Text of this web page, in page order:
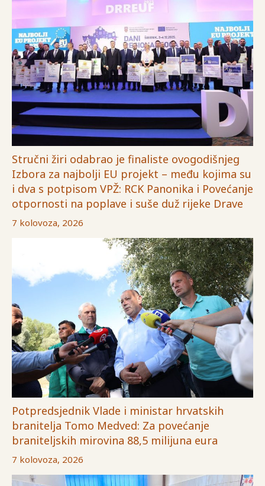
Stručni žiri odabrao je finaliste ovogodišnjeg
Izbora za najbolji EU projekt – među kojima su
i dva s potpisom VPŽ: RCK Panonika i Povećanje
otpornosti na poplave i suše duž rijeke Drave
7 kolovoza, 2026
Potpredsjednik Vlade i ministar hrvatskih
branitelja Tomo Medved: Za povećanje
braniteljskih mirovina 88,5 milijuna eura
7 kolovoza, 2026